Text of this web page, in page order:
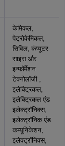
केमिकल,
पेट्रोकेमिकल,
सिविल, कंप्‍यूटर
साइंस और
इन्फॉर्मेशन
टेक्‍नोलॉजी ,
इलेक्ट्रिकल,
इलेक्ट्रिकल एंड
इलेक्ट्रॉनिक्स,
इलेक्ट्रॉनिक एंड
कम्‍यूनिकेशन,
इलेक्ट्रॉनिक्स,